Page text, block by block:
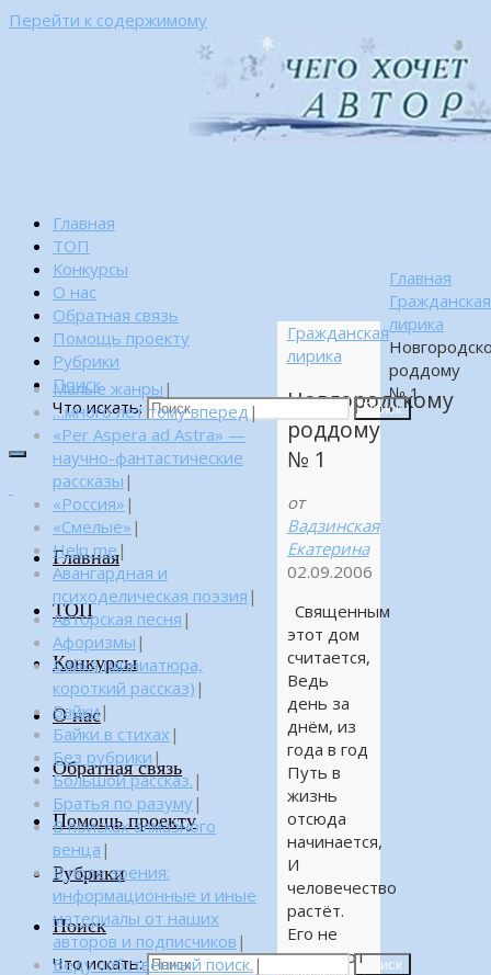
Перейти к содержимому
Главная
ТОП
Конкурсы
О нас
Обратная связь
Помощь проекту
Рубрики
Поиск
Что искать:
Поиск
Главная
ТОП
Конкурсы
О нас
Обратная связь
Помощь проекту
Рубрики
Поиск
Что искать: Поиск
Главная
Гражданская
лирика
роддому
№ 1
Гражданская
лирика
Новгородскому
роддому
№ 1
от
Вадзинская
Екатерина
02.09.2006
Священным
этот дом
считается,
Ведь
день за
днём, из
года в год
Путь в
жизнь
отсюда
начинается,
И
человечество
растёт.
Его не
задевают
Малые жанры |
…много лет тому вперед |
«Per Aspera ad Astra» —
научно-фантастические
рассказы |
«Россия» |
«Смелые» |
Help me|
Авангардная и
психоделическая поэзия |
Авторская песня |
Афоризмы |
Байка (миниатюра,
короткий рассказ) |
Байки|
Байки в стихах |
Без рубрики |
Большой рассказ. |
Братья по разуму|
В поисках алмазного
венца |
В поле зрения:
информационные и иные
материалы от наших
авторов и подписчиков |
Веду собственный поиск. |